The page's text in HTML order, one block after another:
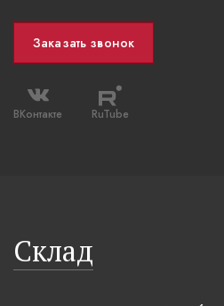
Заказать звонок
ВКонтакте RuTube
Склад